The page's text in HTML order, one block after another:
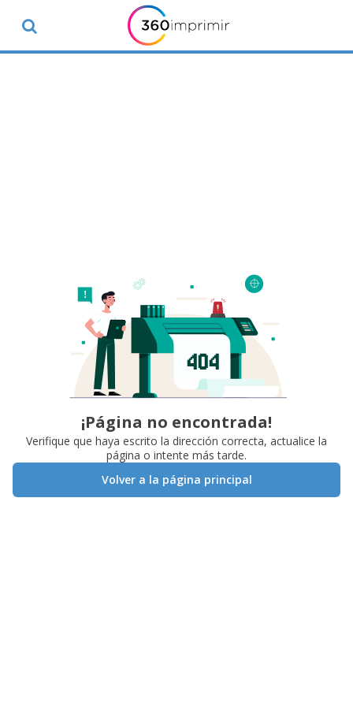
¡Página no encontrada!
Verifique que haya escrito la dirección correcta, actualice la
página o intente más tarde.